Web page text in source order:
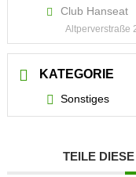
Club Hanseat
Altperverstraße
KATEGORIE
Sonstiges
TEILE